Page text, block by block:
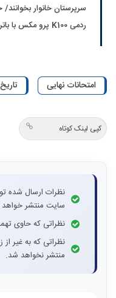
سرپرستان خانوار بخوانند/ حساب این
ردمی K100 پرو مکس با باتری غول‌پیکر و شارژ بی‌سیم روانه بازار می‌شود
امتحانات نهایی
کپی لینک کوتاه
نظرات ارسال شده
سایت منتشر
نظراتی که حاوی
نظراتی که به غیر از
منتشر نخواهد شد.